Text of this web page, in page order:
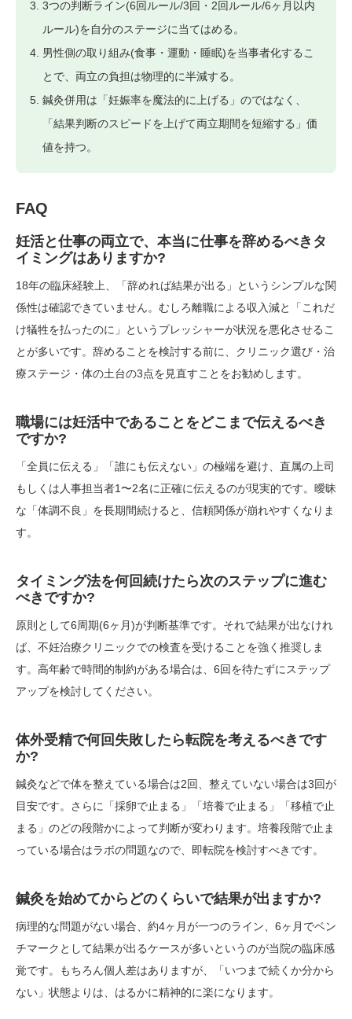
3つの判断ライン(6回ルール/3回・2回ルール/6ヶ月以内
ルール)を自分のステージに当てはめる。
男性側の取り組み(食事・運動・睡眠)を当事者化するこ
とで、両立の負担は物理的に半減する。
鍼灸併用は「妊娠率を魔法的に上げる」のではなく、
「結果判断のスピードを上げて両立期間を短縮する」価
値を持つ。
FAQ
妊活と仕事の両立で、本当に仕事を辞めるべきタ
イミングはありますか?
18年の臨床経験上、「辞めれば結果が出る」というシンプルな関
係性は確認できていません。むしろ離職による収入減と「これだ
け犠牲を払ったのに」というプレッシャーが状況を悪化させるこ
とが多いです。辞めることを検討する前に、クリニック選び・治
療ステージ・体の土台の3点を見直すことをお勧めします。
職場には妊活中であることをどこまで伝えるべき
ですか?
「全員に伝える」「誰にも伝えない」の極端を避け、直属の上司
もしくは人事担当者1〜2名に正確に伝えるのが現実的です。曖昧
な「体調不良」を長期間続けると、信頼関係が崩れやすくなりま
す。
タイミング法を何回続けたら次のステップに進む
べきですか?
原則として6周期(6ヶ月)が判断基準です。それで結果が出なけれ
ば、不妊治療クリニックでの検査を受けることを強く推奨しま
す。高年齢で時間的制約がある場合は、6回を待たずにステップ
アップを検討してください。
体外受精で何回失敗したら転院を考えるべきです
か?
鍼灸などで体を整えている場合は2回、整えていない場合は3回が
目安です。さらに「採卵で止まる」「培養で止まる」「移植で止
まる」のどの段階かによって判断が変わります。培養段階で止ま
っている場合はラボの問題なので、即転院を検討すべきです。
鍼灸を始めてからどのくらいで結果が出ますか?
病理的な問題がない場合、約4ヶ月が一つのライン、6ヶ月でベン
チマークとして結果が出るケースが多いというのが当院の臨床感
覚です。もちろん個人差はありますが、「いつまで続くか分から
ない」状態よりは、はるかに精神的に楽になります。